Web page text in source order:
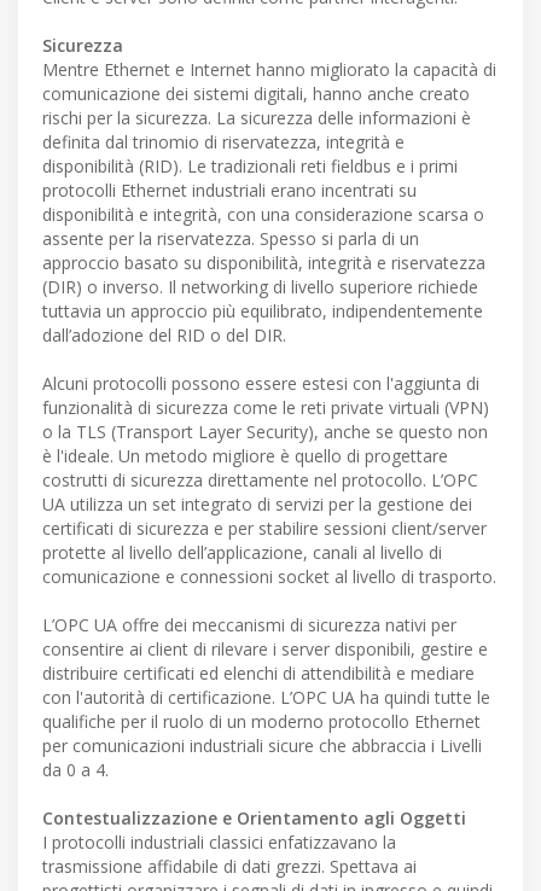
Sicurezza
Mentre Ethernet e Internet hanno migliorato la capacità di
comunicazione dei sistemi digitali, hanno anche creato
rischi per la sicurezza. La sicurezza delle informazioni è
definita dal trinomio di riservatezza, integrità e
disponibilità (RID). Le tradizionali reti fieldbus e i primi
protocolli Ethernet industriali erano incentrati su
disponibilità e integrità, con una considerazione scarsa o
assente per la riservatezza. Spesso si parla di un
approccio basato su disponibilità, integrità e riservatezza
(DIR) o inverso. Il networking di livello superiore richiede
tuttavia un approccio più equilibrato, indipendentemente
dall’adozione del RID o del DIR.
Alcuni protocolli possono essere estesi con l'aggiunta di
funzionalità di sicurezza come le reti private virtuali (VPN)
o la TLS (Transport Layer Security), anche se questo non
è l'ideale. Un metodo migliore è quello di progettare
costrutti di sicurezza direttamente nel protocollo. L’OPC
UA utilizza un set integrato di servizi per la gestione dei
certificati di sicurezza e per stabilire sessioni client/server
protette al livello dell’applicazione, canali al livello di
comunicazione e connessioni socket al livello di trasporto.
L’OPC UA offre dei meccanismi di sicurezza nativi per
consentire ai client di rilevare i server disponibili, gestire e
distribuire certificati ed elenchi di attendibilità e mediare
con l'autorità di certificazione. L’OPC UA ha quindi tutte le
qualifiche per il ruolo di un moderno protocollo Ethernet
per comunicazioni industriali sicure che abbraccia i Livelli
da 0 a 4.
Contestualizzazione e Orientamento agli Oggetti
I protocolli industriali classici enfatizzavano la
trasmissione affidabile di dati grezzi. Spettava ai